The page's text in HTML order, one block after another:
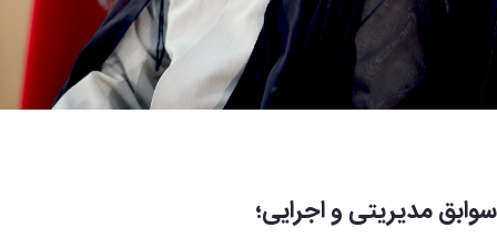
سوابق مدیریتی و اجرایی؛